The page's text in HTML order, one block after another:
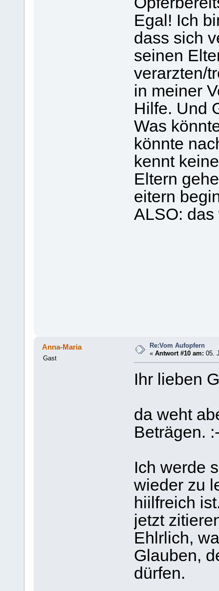
Egal! Ich
dass sich
seinen
verarzten/
in meiner
Hilfe. Und
Was
könnte
kennt
Eltern
eitern
ALSO:
Anna-Maria
Gast
Re:Vom Aufopfern
«Antwort #10 am: 05.
Ihr lieben
da weht
Beträgen.
Ich werde
wieder zu
hiilfreich
jetzt
Ehlrlich,
Glauben,
dürfen.